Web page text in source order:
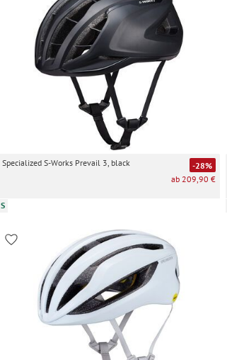
Specialized S-Works Prevail 3, black
-28%
ab 209,90 €
S